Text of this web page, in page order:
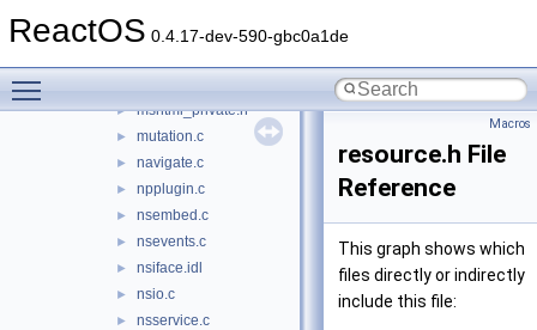
ReactOS 0.4.17-dev-590-gbc0a1de
► loadopts.c
► mshtml_private.h
► mutation.c
► navigate.c
► npplugin.c
► nsembed.c
► nsevents.c
► nsiface.idl
► nsio.c
► nsservice.c
Macros
resource.h File
Reference
This graph shows which
files directly or indirectly
include this file: